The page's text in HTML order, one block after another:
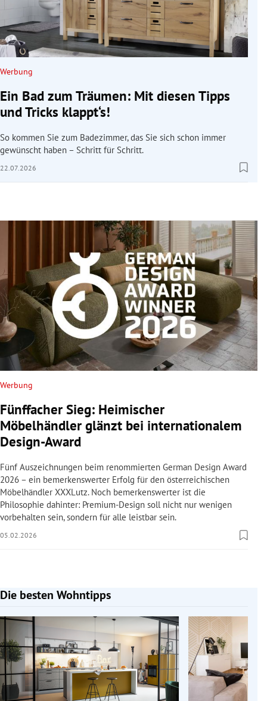
Werbung
Ein Bad zum Träumen: Mit diesen Tipps
und Tricks klappt‘s!
So kommen Sie zum Badezimmer, das Sie sich schon immer
gewünscht haben – Schritt für Schritt.
22.07.2026
Werbung
Fünffacher Sieg: Heimischer
Möbelhändler glänzt bei internationalem
Design-Award
Fünf Auszeichnungen beim renommierten German Design Award
2026 – ein bemerkenswerter Erfolg für den österreichischen
Möbelhändler XXXLutz. Noch bemerkenswerter ist die
Philosophie dahinter: Premium-Design soll nicht nur wenigen
vorbehalten sein, sondern für alle leistbar sein.
05.02.2026
Die besten Wohntipps
Slide 1 von 10